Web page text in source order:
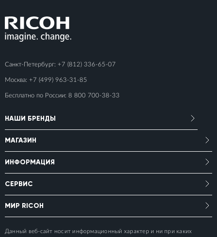
Санкт-Петербург: +7 (812) 336-65-07
Москва: +7 (499) 963-31-85
Бесплатно по России: 8 800 700-38-33
НАШИ БРЕНДЫ
МАГАЗИН
ИНФОРМАЦИЯ
СЕРВИС
МИР RICOH
Данный веб-сайт носит информационный характер и ни при каких